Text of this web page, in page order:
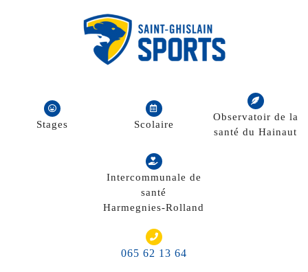
Stages Scolaire
Observatoir de la
santé du Hainaut
Intercommunale de
santé
Harmegnies-Rolland
065 62 13 64